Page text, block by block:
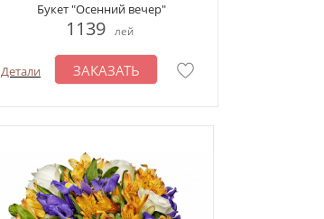
Букет "Осенний вечер"
1139 лей
Детали ЗАКАЗАТЬ